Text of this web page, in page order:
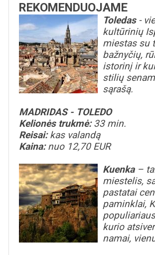
REKOMENDUOJAME
Toledas-
kultūrinių
miestas su
bažnyčių,
istorinį ir
stilių
sąrašą.
MADRIDAS - TOLEDO
Kelionės trukmė:33 min.
Reisai:kas valandą
Kaina:nuo 12,70 EUR
Kuenka–
miestelis,
pastatai
paminklai,
kurio
namai,